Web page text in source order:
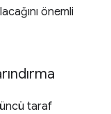
önemli
taraf